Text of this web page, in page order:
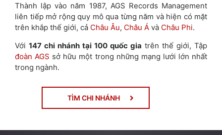
Thành lập vào năm 1987, AGS Records Management
liên tiếp mở rộng quy mô qua từng năm và hiện có mặt
trên khắp thế giới, cả Châu Âu, Châu Á và Châu Phi.
Với 147 chi nhánh tại 100 quốc gia trên thế giới, Tập
đoàn AGS sở hữu một trong những mạng lưới lớn nhất
trong ngành.
TÌM CHI NHÁNH